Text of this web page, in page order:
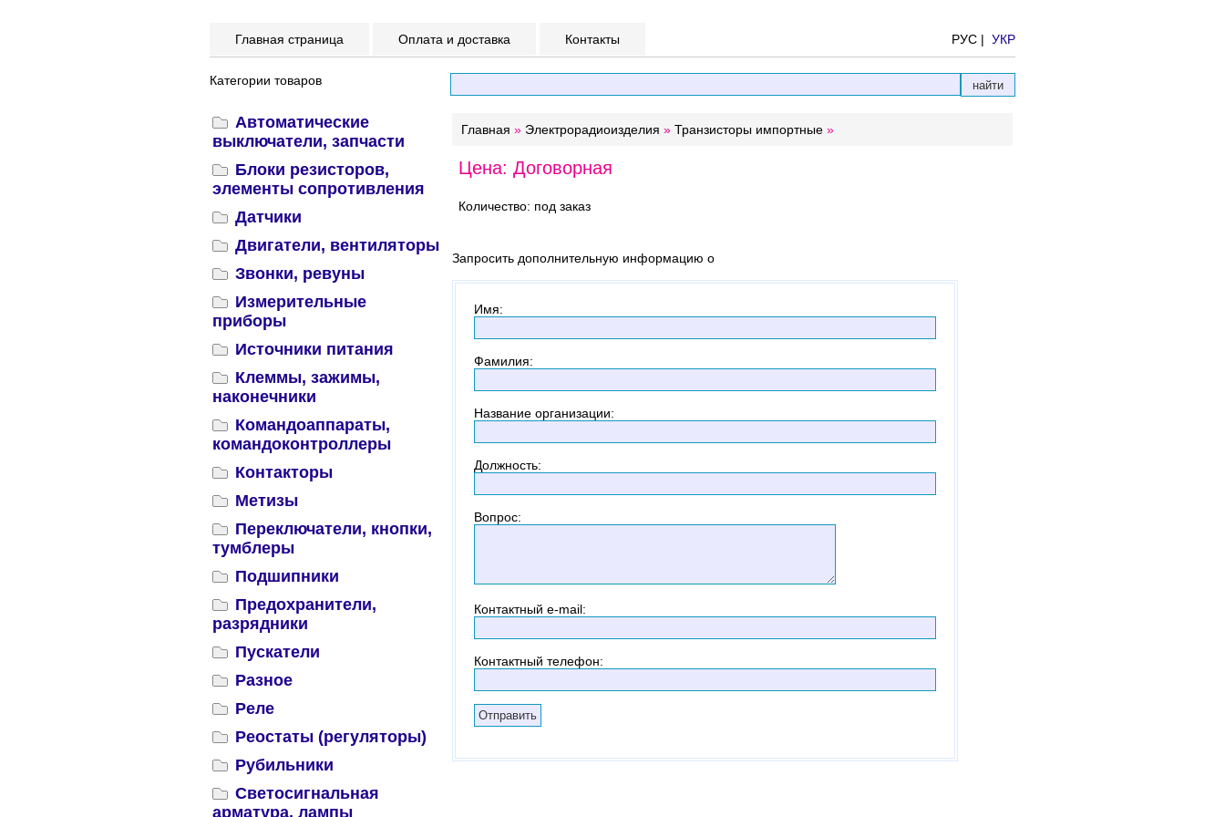
Главная страница Оплата и доставка Контакты РУС | УКР
Категории товаров
Автоматические
выключатели, запчасти
Блоки резисторов,
элементы сопротивления
Датчики
Двигатели, вентиляторы
Звонки, ревуны
Измерительные
приборы
Источники питания
Клеммы, зажимы,
наконечники
Командоаппараты,
командоконтроллеры
Контакторы
Метизы
Переключатели, кнопки,
тумблеры
Подшипники
Предохранители,
разрядники
Пускатели
Разное
Реле
Реостаты (регуляторы)
Рубильники
Светосигнальная
арматура, лампы
Главная » Электрорадиоизделия » Транзисторы импортные »
Цена: Договорная
Количество: под заказ
Запросить дополнительную информацию о
Имя:
Фамилия:
Название организации:
Должность:
Вопрос:
Контактный e-mail:
Контактный телефон: